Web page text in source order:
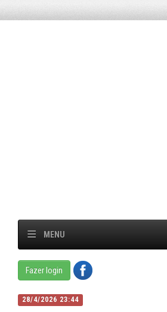
MENU
Fazer login
28/4/2026 23:44